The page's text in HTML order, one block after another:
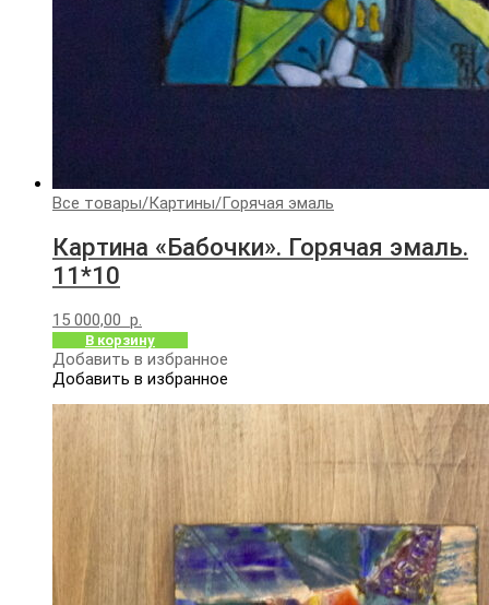
Все товары/Картины/Горячая эмаль
Картина «Бабочки». Горячая эмаль.
11*10
15 000,00 р.
В корзину
Добавить в избранное
Добавить в избранное